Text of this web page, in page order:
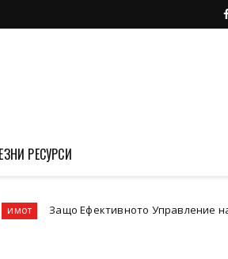
РЕСУРСИ
Ефективното Управление на Имоти е